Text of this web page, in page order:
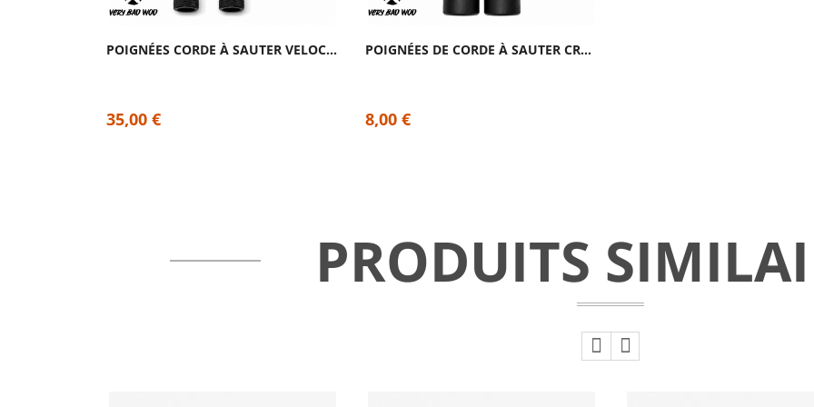
POIGNÉES CORDE À SAUTER VELOCITY 2.0 VERY...
35,00 €
POIGNÉES DE CORDE À SAUTER CROSS TRAINING...
8,00 €
PRODUITS